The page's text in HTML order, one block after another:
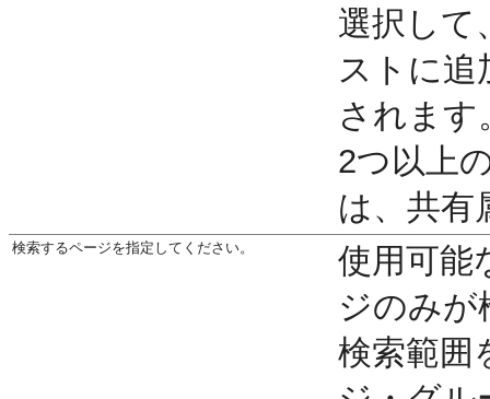
選択して
ストに追
されます
2つ以上
は、共有
検索するページを指定してください。
使用可能
ジのみが
検索範囲